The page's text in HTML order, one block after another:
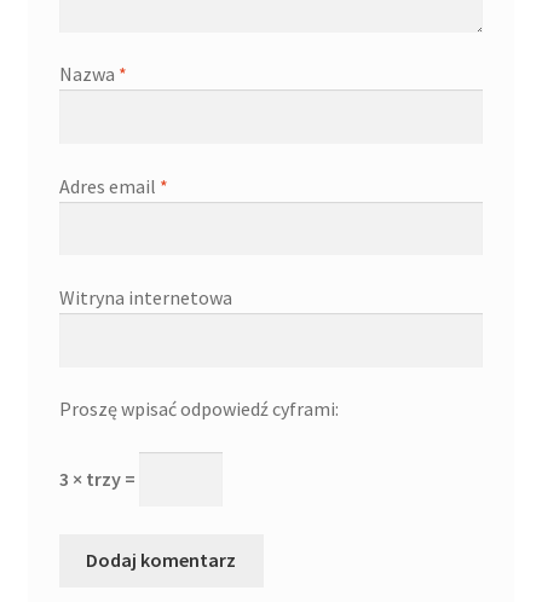
Nazwa *
Adres email *
Witryna internetowa
Proszę wpisać odpowiedź cyframi:
3 × trzy =